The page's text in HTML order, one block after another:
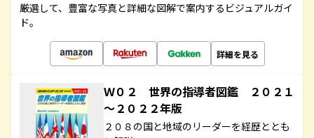
厳選して、豊富な写真と詳細な図解で案内するビジュアルガイ
ド。
詳細を見る
Ｗ０２ 世界の指導者図鑑 ２０２１
～２０２２年版
２０８の国と地域のリーダーを経歴ととも